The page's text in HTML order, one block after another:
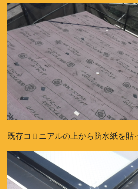
既存コロニアルの上から防水紙を貼